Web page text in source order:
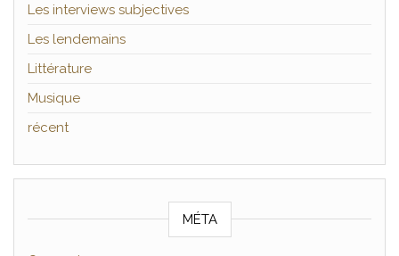
Les interviews subjectives
Les lendemains
Littérature
Musique
récent
MÉTA